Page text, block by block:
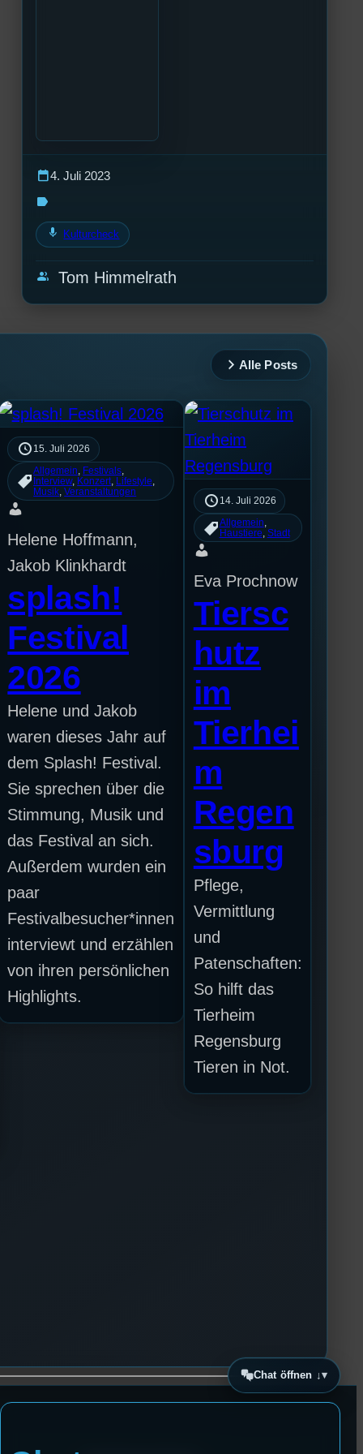
calendar_today4. Juli 2023
label
mic Kulturcheck
group Tom Himmelrath
Alle Posts
15. Juli 2026
Allgemein Festivals
Interview, Konzert Lifestyle
Musik , Veranstaltungen
Helene Hoffmann,
Jakob Klinkhardt
splash!
Festival
2026
Helene und Jakob
waren dieses Jahr auf
dem Splash! Festival.
Sie sprechen über die
Stimmung, Musik und
das Festival an sich.
Außerdem wurden ein
paar
Festivalbesucher*innen
interviewt und erzählen
von ihren persönlichen
Highlights.
14. Juli 2026
Allgemein
Haustiere Stadt
Eva Prochnow
Tiersc
hutz
im
Tierhei
m
Regen
sburg
Pflege,
Vermittlung
und
Patenschaften:
So hilft das
Tierheim
Regensburg
Tieren in Not.
Chat öffnen ↓